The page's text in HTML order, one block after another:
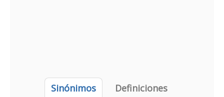
Sinónimos
Definiciones